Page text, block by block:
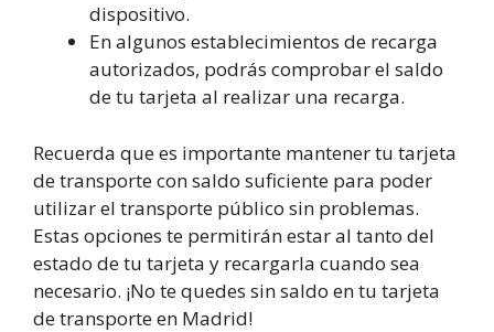
dispositivo.
En algunos establecimientos de recarga
autorizados, podrás comprobar el saldo
de tu tarjeta al realizar una recarga.
Recuerda que es importante mantener tu tarjeta
de transporte con saldo suficiente para poder
utilizar el transporte público sin problemas.
Estas opciones te permitirán estar al tanto del
estado de tu tarjeta y recargarla cuando sea
necesario. ¡No te quedes sin saldo en tu tarjeta
de transporte en Madrid!